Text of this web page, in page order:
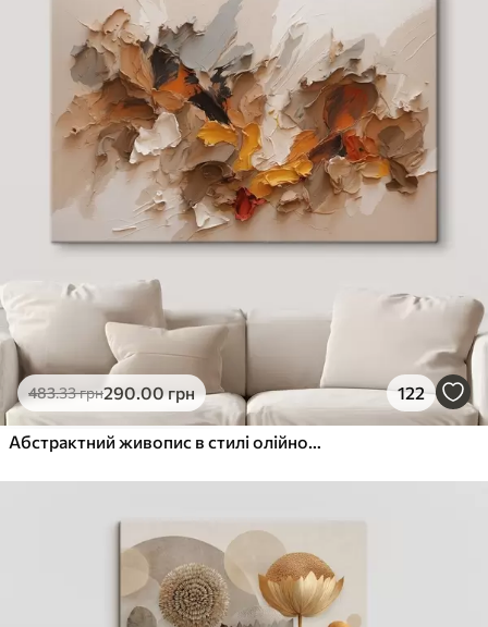
483.33грн290.00грн 122
Абстрактний живопис в стилі олійного живопису